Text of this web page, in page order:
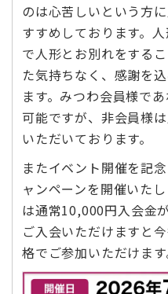
のは心苦しいという方
すすめしております。
で人形とお別れをする
た気持ちなく、感謝を
ます。みつわ会員様で
可能ですが、非会員様
いただいております。
またイベント開催を記
ャンペーンを開催いた
は通常10,000円入会金
ご入会いただけますと
格でご参加いただけます